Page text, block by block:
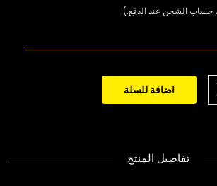
حساب الشحن عند الدفع.)
اضافة للسلة
تفاصيل المنتج